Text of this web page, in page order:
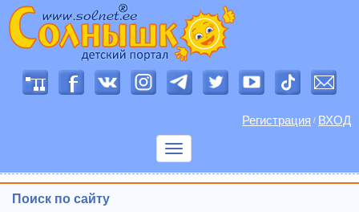
Регистрация / ВХОД
Показать
Поиск по сайту